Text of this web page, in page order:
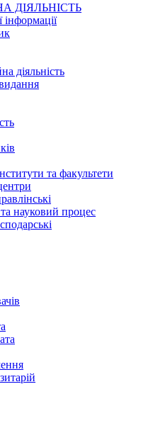
ДІЯЛЬНІСТЬ
діяльність
та факультети
науковий процес